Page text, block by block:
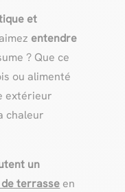
et
entendre
? Que ce
ou alimenté
extérieur
chaleur
un
terrasse en